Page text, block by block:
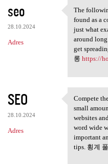
seo
28.10.2024
Adres
The
The
found as a
just what
around
get
롱 https://
SEO
28.10.2024
Adres
Compete
Compete
small
websites
word wide
important
tips. 횡계